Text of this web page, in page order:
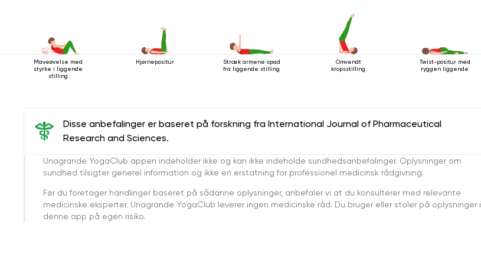
Maveøvelse med
styrke i liggende
stilling
Hjørnepositur
Stræk armene opad
fra liggende stilling
Omvendt
kropsstilling
Twist-positur med
ryggen liggende
Disse anbefalinger er baseret på forskning fra International Journal of Pharmaceutical
Research and Sciences.
Unagrande YogaClub appen indeholder ikke og kan ikke indeholde sundhedsanbefalinger. Oplysninger om
sundhed tilsigter generel information og ikke en erstatning for professionel medicinsk rådgivning.
Før du foretager handlinger baseret på sådanne oplysninger, anbefaler vi at du konsulterer med relevante
medicinske eksperter. Unagrande YogaClub leverer ingen medicinske råd. Du bruger eller stoler på oplysninger i
denne app på egen risiko.